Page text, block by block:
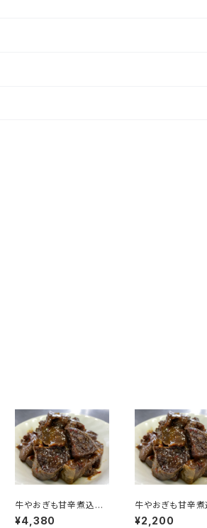
牛やおぎも甘辛煮込
10個パックセット
¥4,380
牛やおぎも甘辛
5個パックセッ
¥2,200